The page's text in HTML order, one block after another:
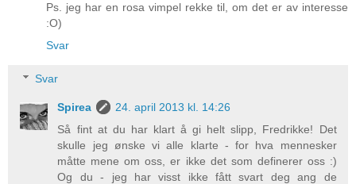
Ps. jeg har en rosa vimpel rekke til, om det er av interesse
:O)
Svar
Svar
Spirea
24. april 2013 kl. 14:26
Så fint at du har klart å gi helt slipp, Fredrikke! Det
skulle jeg ønske vi alle klarte - for hva mennesker
måtte mene om oss, er ikke det som definerer oss :)
Og du - jeg har visst ikke fått svart deg ang de